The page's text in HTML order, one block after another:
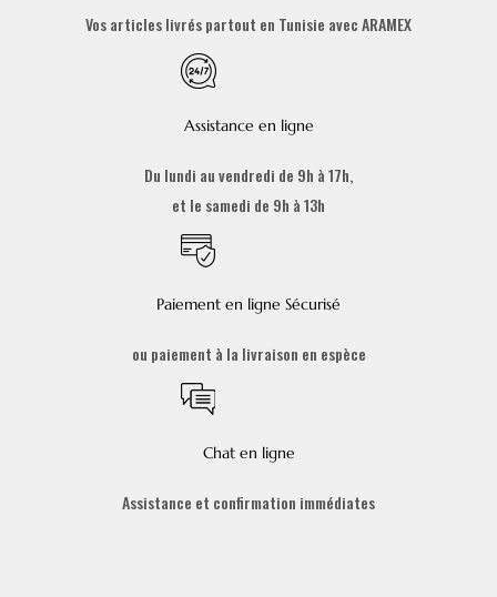
Vos articles livrés partout en Tunisie avec ARAMEX
Assistance en ligne
Du lundi au vendredi de 9h à 17h,
et le samedi de 9h à 13h
Paiement en ligne Sécurisé
ou paiement à la livraison en espèce
Chat en ligne
Assistance et confirmation immédiates